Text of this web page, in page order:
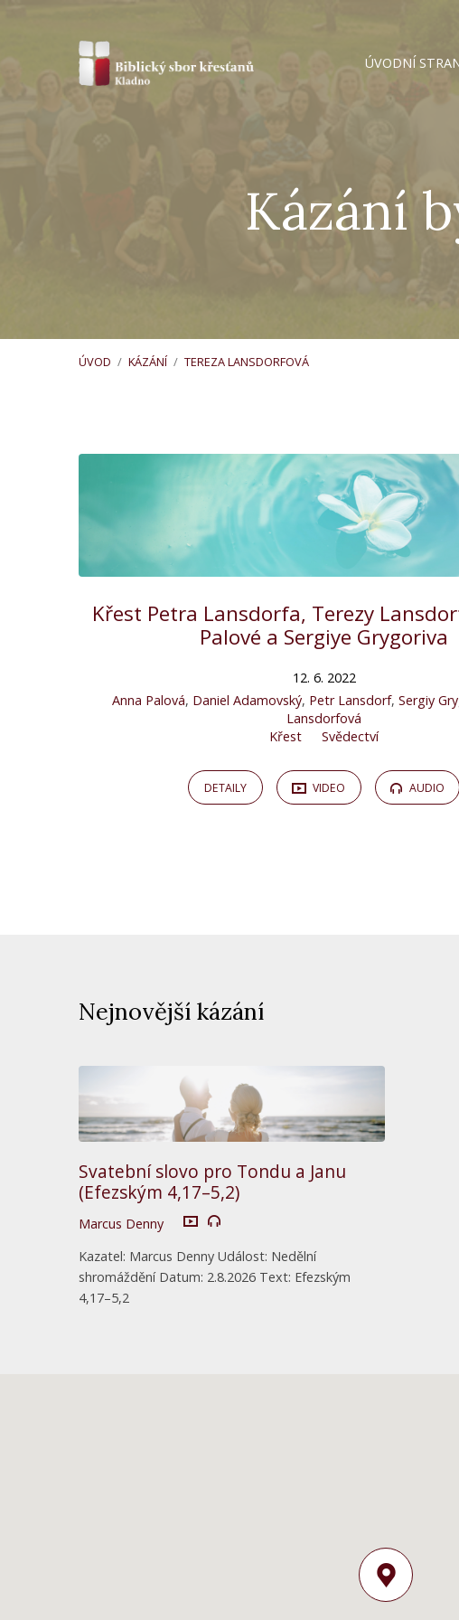
ÚVODNÍ
Kázání
ÚVOD / KÁZÁNÍ / TEREZA LANSDORFOVÁ
Kázání
by
Tereza
Lansdorfová
Křest Petra Lansdorfa, Terezy
Palové a Sergiye Grygoriva
12. 6. 2022
Anna Palová, Daniel Adamovský, Petr Lansdorf, Sergiy
Lansdorfová
Křest
Svědectví
DETAILY VIDEO AUDIO
Nejnovější kázání
Svatební slovo pro Tondu a Janu
(Efezským 4,17–5,2)
Marcus Denny
Kazatel: Marcus Denny Událost: Nedělní
shromáždění Datum: 2.8.2026 Text: Efezským
4,17–5,2